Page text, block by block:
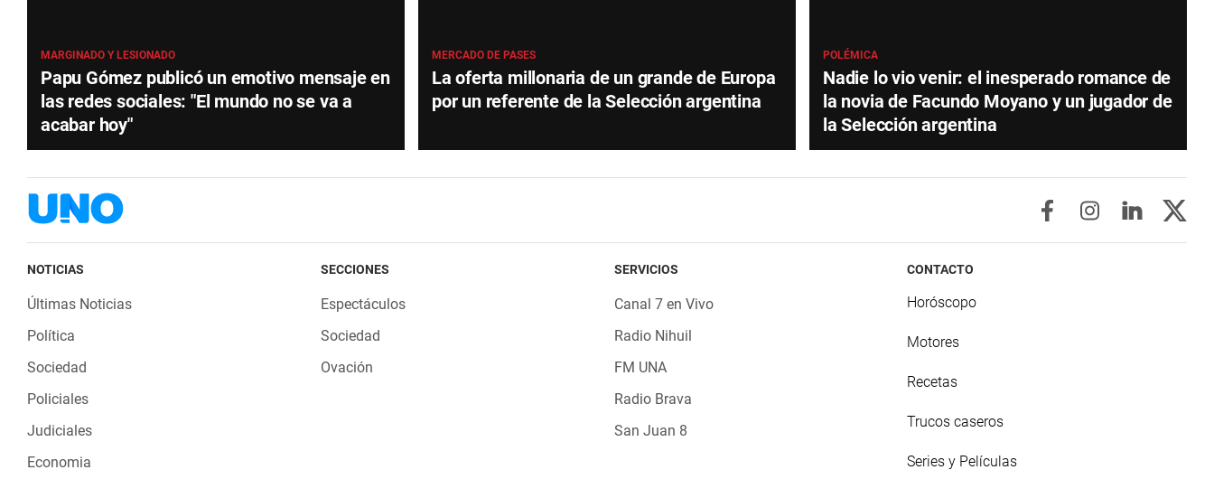
MARGINADO Y LESIONADO
Papu Gómez publicó un emotivo mensaje en
las redes sociales: "El mundo no se va a
acabar hoy"
MERCADO DE PASES
La oferta millonaria de un grande de Europa
por un referente de la Selección argentina
POLÉMICA
Nadie lo vio venir: el inesperado romance de
la novia de Facundo Moyano y un jugador de
la Selección argentina
NOTICIAS
Últimas Noticias
Política
Sociedad
Policiales
Judiciales
Economia
SECCIONES
Espectáculos
Sociedad
Ovación
SERVICIOS
Canal 7 en Vivo
Radio Nihuil
FM UNA
Radio Brava
San Juan 8
CONTACTO
Horóscopo
Motores
Recetas
Trucos caseros
Series y Películas